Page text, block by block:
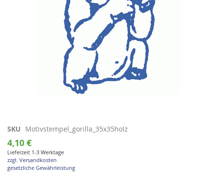
Zum
Anfang
der
Bildgalerie
springen
SKU Motivstempel_gorilla_35x35holz
4,10 €
Lieferzeit 1-3 Werktage
zzgl. Versandkosten
gesetzliche Gewährleistung